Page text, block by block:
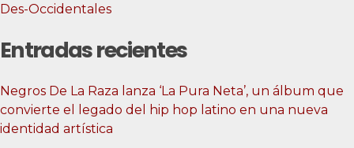
Des-Occidentales
Entradas recientes
Negros De La Raza lanza ‘La Pura Neta’, un álbum que
convierte el legado del hip hop latino en una nueva
identidad artística